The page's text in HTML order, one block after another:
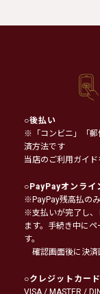
○後払い
※「コンビニ」「郵
済方法です
当店のご利用ガイ
○PayPayオンライ
※PayPay残高払の
※支払いが完了し、
ます。手続き中に
す。
確認画面後に決済
○クレジットカー
VISA / MASTER /